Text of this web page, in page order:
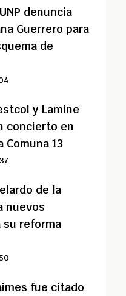
denuncia
Guerrero para
de
y Lamine
concierto en
Comuna 13
de la
nuevos
su reforma
fue citado